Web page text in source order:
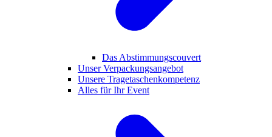
Das Abstimmungscouvert
Unser Verpackungsangebot
Unsere Tragetaschenkompetenz
Alles für Ihr Event